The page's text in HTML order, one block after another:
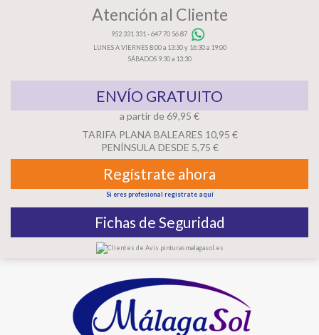
Atención al Cliente
952 331 331 -647 70 56 87
LUNES A VIERNES 8:00 a 13:30 y 16:30 a 19:00
SÁBADOS 9:30 a 13:30
ENVÍO GRATUITO
a partir de 69,95 €
TARIFA PLANA BALEARES 10,95 €
PENÍNSULA DESDE 5,75 €
Regístrate ahora
Si eres profesional registrate aquí
Fichas de Seguridad